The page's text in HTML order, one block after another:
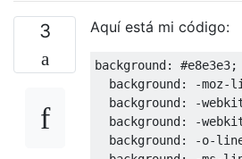
3 Aquí está mi código:
background:
  background
: -moz-
  background
: -
  background
: -
  background
: -o-